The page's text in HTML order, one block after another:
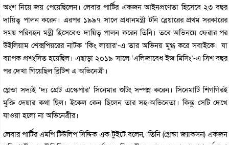
অংশ নিয়ে জয় পেয়েছিলেন। লেবার পার্টির একজন আইনপ্রণেতা হিসেবে ২৩ বছর
দায়িত্ব পালন করেন। এরপর ১৯৯৭ সালে প্রধানমন্ত্রী টনি ব্লেয়ারের প্রথম সরকারের
সময় পরিবহন মন্ত্রী হিসেবেও দায়িত্ব পালন করেন তিনি। তবে অভিনয়ে ফেরার পর
উইলিয়াম শেক্সপিয়রের নাটক ‘কিং লায়ার’-এ তার অভিনয় মুগ্ধ করে সবাইকে। যা
ব্যাপক প্রশংসিত হয়েছিল। এছাড়া ২০১৯ সালে ‘এলিজাবেধ ইজ মিসিং’-এ ত্রিশ বছর
পর দেখা গিয়েছিল ব্রিটিশ এ অভিনেত্রী।
গ্লেন্ডা সদ্যই ‘দ্য গ্রেট এস্কেপার’ সিনেমার শুটিং সম্পন্ন করেন। সিনেমাটি শিগগিরই
মুক্তি দেয়ার কথা ছিল। ইকেল কেন ছিলেন তার সহ-অভিনেতা। কিন্তু সেটি দেখে
যাওয়া হলো না অভিনেত্রীর।
লেবার পার্টির এমপি টিউলিপ সিদ্দিক এক টুইটে বলেন, ‘তিনি (গ্লেন্ডা জ্যাকসন) একজন